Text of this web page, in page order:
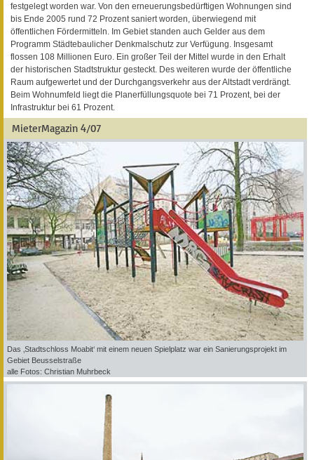
festgelegt worden war. Von den erneuerungsbedürftigen Wohnungen sind
bis Ende 2005 rund 72 Prozent saniert worden, überwiegend mit
öffentlichen Fördermitteln. Im Gebiet standen auch Gelder aus dem
Programm Städtebaulicher Denkmalschutz zur Verfügung. Insgesamt
flossen 108 Millionen Euro. Ein großer Teil der Mittel wurde in den Erhalt
der historischen Stadtstruktur gesteckt. Des weiteren wurde der öffentliche
Raum aufgewertet und der Durchgangsverkehr aus der Altstadt verdrängt.
Beim Wohnumfeld liegt die Planerfüllungsquote bei 71 Prozent, bei der
Infrastruktur bei 61 Prozent.
MieterMagazin 4/07
Das ‚Stadtschloss Moabit‘ mit einem neuen Spielplatz war ein Sanierungsprojekt im
Gebiet Beusselstraße
alle Fotos: Christian Muhrbeck